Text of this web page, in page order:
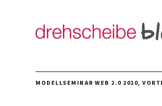
MODELLSEMINAR WEB 2.0 2010,